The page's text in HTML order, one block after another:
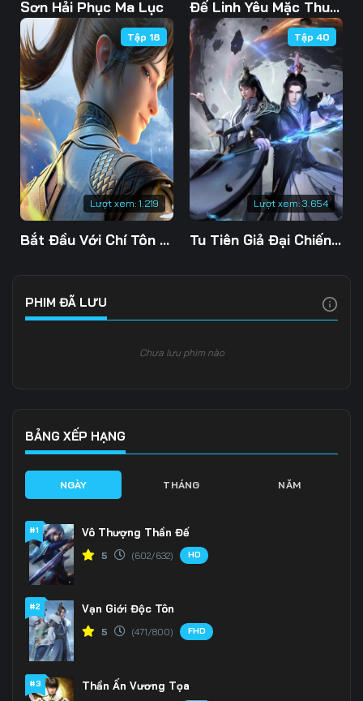
Tập 103 Tập 104 Tập 105
Tập 106 Tập 107 Tập 108
Tập 109 Tập 110 Tập 111
Tập 112 Tập 113 Tập 114
Tập 115 Tập 116 Tập 117
Tập 118 Tập 119 Tập 120
Tập 121 Tập 122 Tập 123
Tập 134
Tập 139
Tập 142
Tập 148 Tập 149
Tập 151
Sơn Hải Phục Ma Lục Đế Linh Yêu Mặc Thuỷ Linh Lung
Lượt xem: 1.219
Tập 18
Bắt Đầu Với Chí Tôn Đan Điền
Lượt xem: 3.654
Tập 40
Tu Tiên Giả Đại Chiến Siêu Năng Lực 3D
PHIM ĐÃ LƯU
Chưa lưu phim nào
BẢNG XẾP HẠNG
NGÀY THÁNG NĂM
#1 Vô Thượng Thần Đế
5 (602/632) HD
#2 Vạn Giới Độc Tôn
5 (471/800) FHD
#3 Thần Ấn Vương Tọa